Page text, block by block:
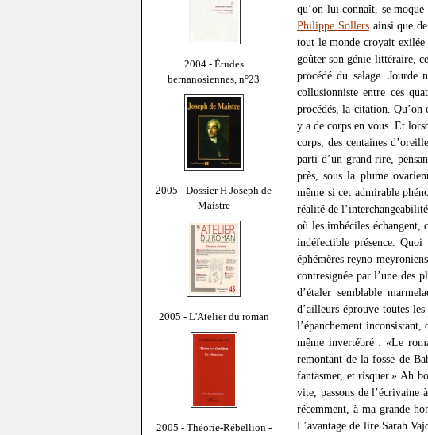
2004 - Études
bernanosiennes, n°23
2005 - Dossier H Joseph de
Maistre
2005 - L'Atelier du roman
2005 - Théorie-Rébellion -
qu’on lui connaît, se moque
Philippe Sollersainsi que
tout le monde croyait exilée
goûter son génie littéraire,
procédé du salage. Jourde
collusionniste entre ces
procédés, la citation.
y a de corps en vous. Et
corps, des centaines
parti d’un grand rire,
près, sous la plume
même si cet admirable
réalité de
où les imbéciles échangent,
indéfectible présence.
éphémères reyno-
contresignée par l’une des
d’étaler semblable
d’ailleurs éprouve toutes
l’épanchement
même invertébré : «Le
remontant de la fosse de
fantasmer, et risquer.» Ah
vite, passons de l’écrivaine
récemment, à ma grande
L’avantage de lire Sarah